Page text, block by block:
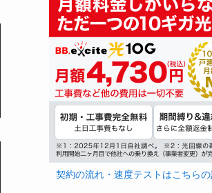
契約の流れ・速度テストはこちら